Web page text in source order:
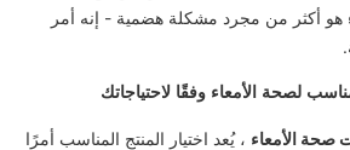
هو أكثر من مجرد مشكلة هضمية - إنه أمر
لصحة الأمعاء وفقًا لاحتياجاتك
صحة الأمعاء ، يُعد اختيار المنتج المناسب أمرًا